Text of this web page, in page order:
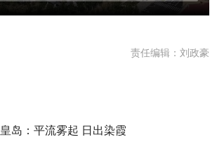
责任编辑：刘政豪
岛：平流雾起 日出染霞